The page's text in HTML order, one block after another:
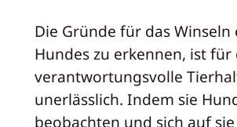
Die Gründe für das Winseln
Hundes zu erkennen, ist für
verantwortungsvolle
unerlässlich. Indem sie
beobachten und sich auf